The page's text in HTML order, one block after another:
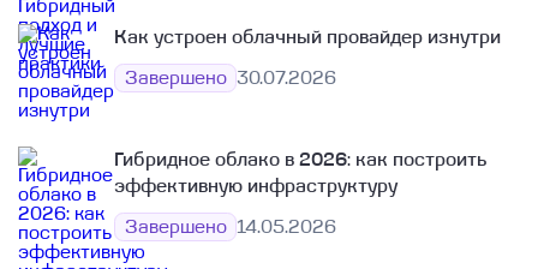
Как устроен облачный провайдер изнутри
Завершено 30.07.2026
Гибридное облако в 2026: как построить
эффективную инфраструктуру
Завершено 14.05.2026